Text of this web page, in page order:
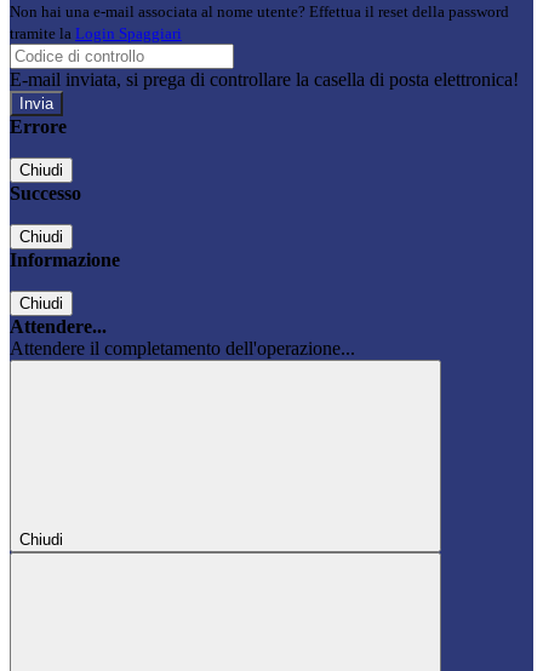
Non hai una e-mail associata al nome utente? Effettua il reset della password
tramite la Login Spaggiari
E-mail inviata, si prega di controllare la casella di posta elettronica!
Errore
Chiudi
Successo
Chiudi
Informazione
Chiudi
Attendere...
Attendere il completamento dell'operazione...
Chiudi